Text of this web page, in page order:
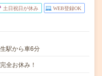
土日祝日が休み WEB登録OK
駅から車6分
全お休み！